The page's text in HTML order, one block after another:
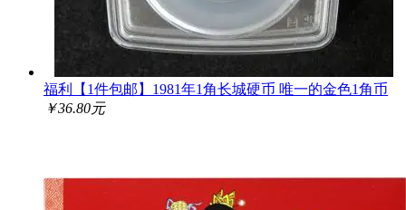
福利【1件包邮】1981年1角长城硬币 唯一的金色1角币
￥36.80元